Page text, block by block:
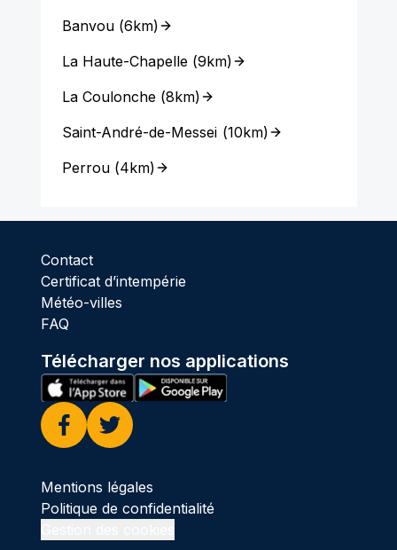
Banvou(6km)
La Haute-Chapelle(9km)
La Coulonche(8km)
Saint-André-de-Messei (10km)
Perrou(4km)
Contact
Certificat d’intempérie
Météo-villes
FAQ
Télécharger nos applications
Facebook
Twitter
Mentions légales
Politique de confidentialité